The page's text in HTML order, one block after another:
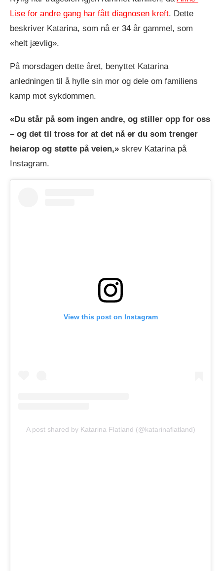
Lise for andre gang har fått diagnosen kreft. Dette
beskriver Katarina, som nå er 34 år gammel, som
«helt jævlig».
På morsdagen dette året, benyttet Katarina
anledningen til å hylle sin mor og dele om familiens
kamp mot sykdommen.
«Du står på som ingen andre, og stiller opp for oss
– og det til tross for at det nå er du som trenger
heiarop og støtte på veien,» skrev Katarina på
Instagram.
View this post on Instagram
A post shared by Katarina Flatland (@katarinaflatland)